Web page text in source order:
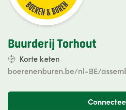
Buurderij Torhout
Korte keten
boerenenburen.be/nl-BE/